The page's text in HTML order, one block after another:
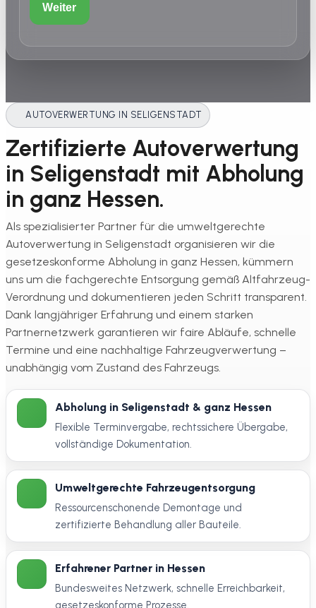
Weiter
AUTOVERWERTUNG IN SELIGENSTADT
Zertifizierte Autoverwertung
in Seligenstadt mit Abholung
in ganz Hessen.
Als spezialisierter Partner für die umweltgerechte
Autoverwertung in Seligenstadt organisieren wir die
gesetzeskonforme Abholung in ganz Hessen, kümmern
uns um die fachgerechte Entsorgung gemäß Altfahrzeug-
Verordnung und dokumentieren jeden Schritt transparent.
Dank langjähriger Erfahrung und einem starken
Partnernetzwerk garantieren wir faire Abläufe, schnelle
Termine und eine nachhaltige Fahrzeugverwertung –
unabhängig vom Zustand des Fahrzeugs.
Abholung in Seligenstadt & ganz Hessen
Flexible Terminvergabe, rechtssichere Übergabe,
vollständige Dokumentation.
Umweltgerechte Fahrzeugentsorgung
Ressourcenschonende Demontage und
zertifizierte Behandlung aller Bauteile.
Erfahrener Partner in Hessen
Bundesweites Netzwerk, schnelle Erreichbarkeit,
gesetzeskonforme Prozesse.